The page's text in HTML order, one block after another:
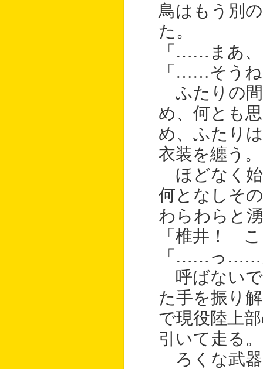
鳥はもう別
た。
「……まあ
「……そう
ふたりの間
め、何とも
め、ふたり
衣装を纏う。
ほどなく始
何となしそ
わらわらと
「椎井！
「……っ……
呼ばないで
た手を振り
で現役陸上
引いて走る。
ろくな武器